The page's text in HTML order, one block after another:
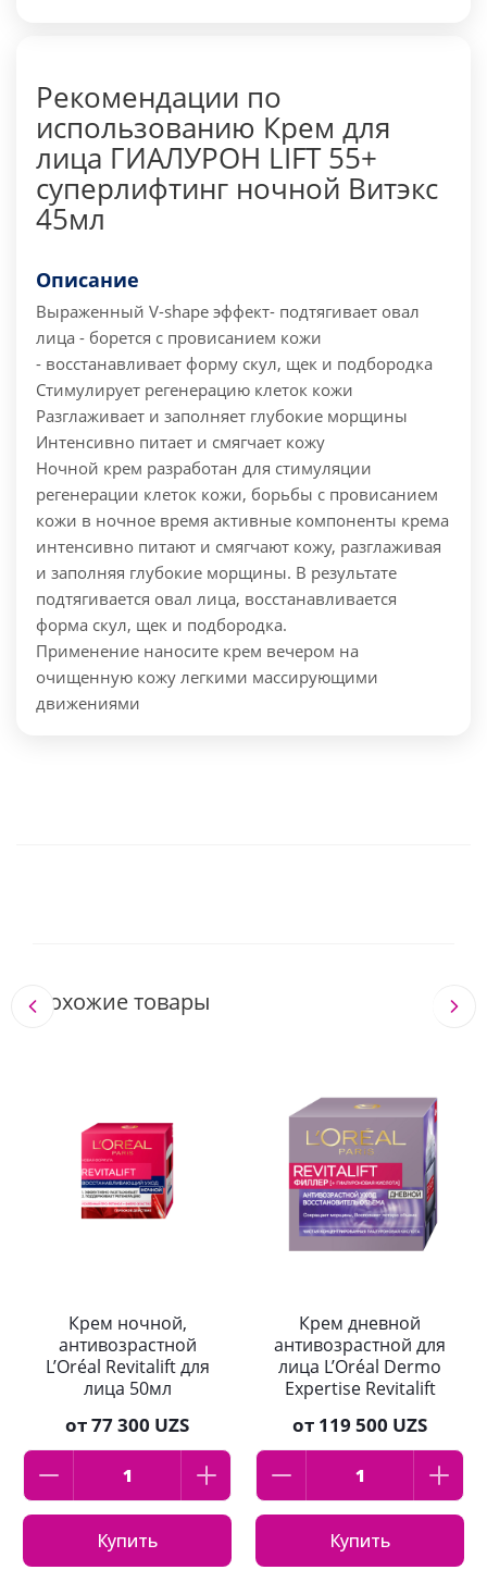
Рекомендации по
использованию Крем для
лица ГИАЛУРОН LIFT 55+
суперлифтинг ночной Витэкс
45мл
Описание
Выраженный V-shape эффект- подтягивает овал
лица - борется с провисанием кожи
- восстанавливает форму скул, щек и подбородка
Стимулирует регенерацию клеток кожи
Разглаживает и заполняет глубокие морщины
Интенсивно питает и смягчает кожу
Ночной крем разработан для стимуляции
регенерации клеток кожи, борьбы с провисанием
кожи в ночное время активные компоненты крема
интенсивно питают и смягчают кожу, разглаживая
и заполняя глубокие морщины. В результате
подтягивается овал лица, восстанавливается
форма скул, щек и подбородка.
Применение наносите крем вечером на
очищенную кожу легкими массирующими
движениями
Похожие товары
Крем ночной,
антивозрастной
L’Oréal Revitalift для
лица 50мл
от77 300 UZS
Купить
Крем дневной
антивозрастной для
лица L’Oréal Dermo
Expertise Revitalift
от 119 500 UZS
Купить